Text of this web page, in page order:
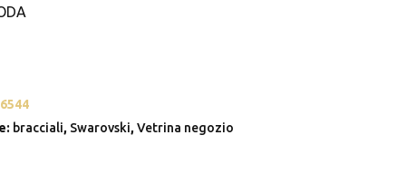
bracciali, Swarovski,Vetrina negozio